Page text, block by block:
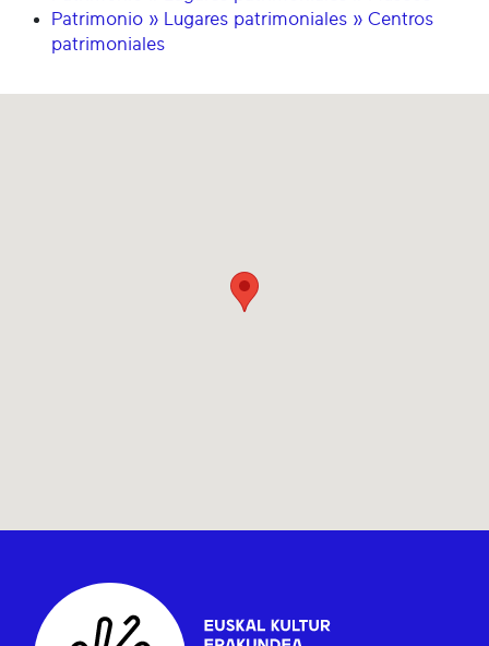
Patrimonio » Lugares patrimoniales » Centros
patrimoniales